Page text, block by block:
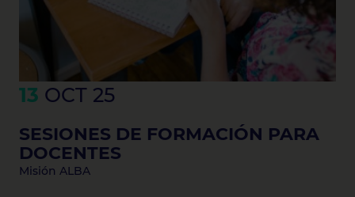
13 OCT 25
SESIONES DE FORMACIÓN PARA
DOCENTES
Misión ALBA